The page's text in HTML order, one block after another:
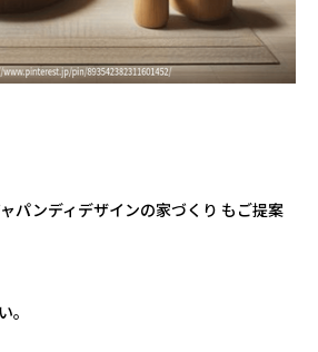
パンディデザインの家づくり もご提案
。